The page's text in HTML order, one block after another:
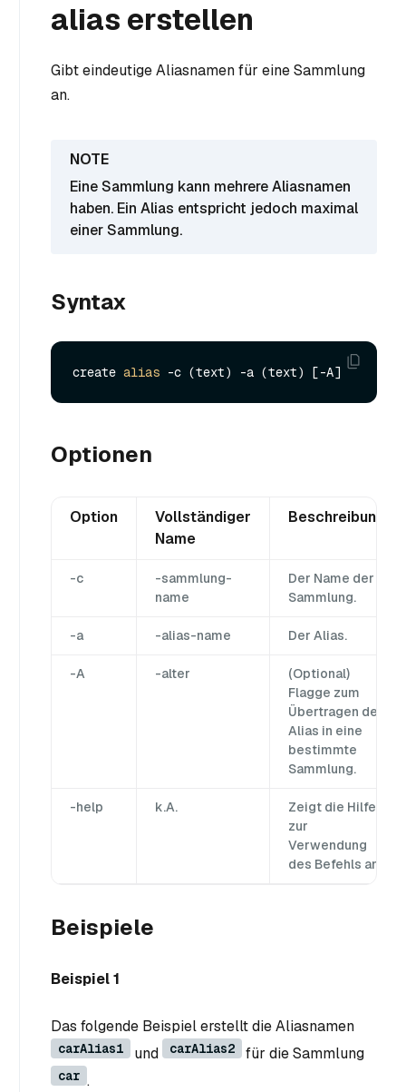
alias erstellen
Gibt eindeutige Aliasnamen für eine Sammlung
an.
Eine Sammlung kann mehrere Aliasnamen
haben. Ein Alias entspricht jedoch maximal
einer Sammlung.
Syntax
create alias
Optionen
Option
Vollständiger
Name
Beschreibung
-c
-sammlung-
name
Der Name der
Sammlung.
-a -alias-name Der Alias.
-A -alter
(Optional)
Flagge zum
Übertragen des
Alias in eine
bestimmte
Sammlung.
-help k.A.
Zeigt die Hilfe
zur
Verwendung
des Befehls an.
Beispiele
Beispiel 1
Das folgende Beispiel erstellt die Aliasnamen
carAlias1 und carAlias2 für die Sammlung
car .